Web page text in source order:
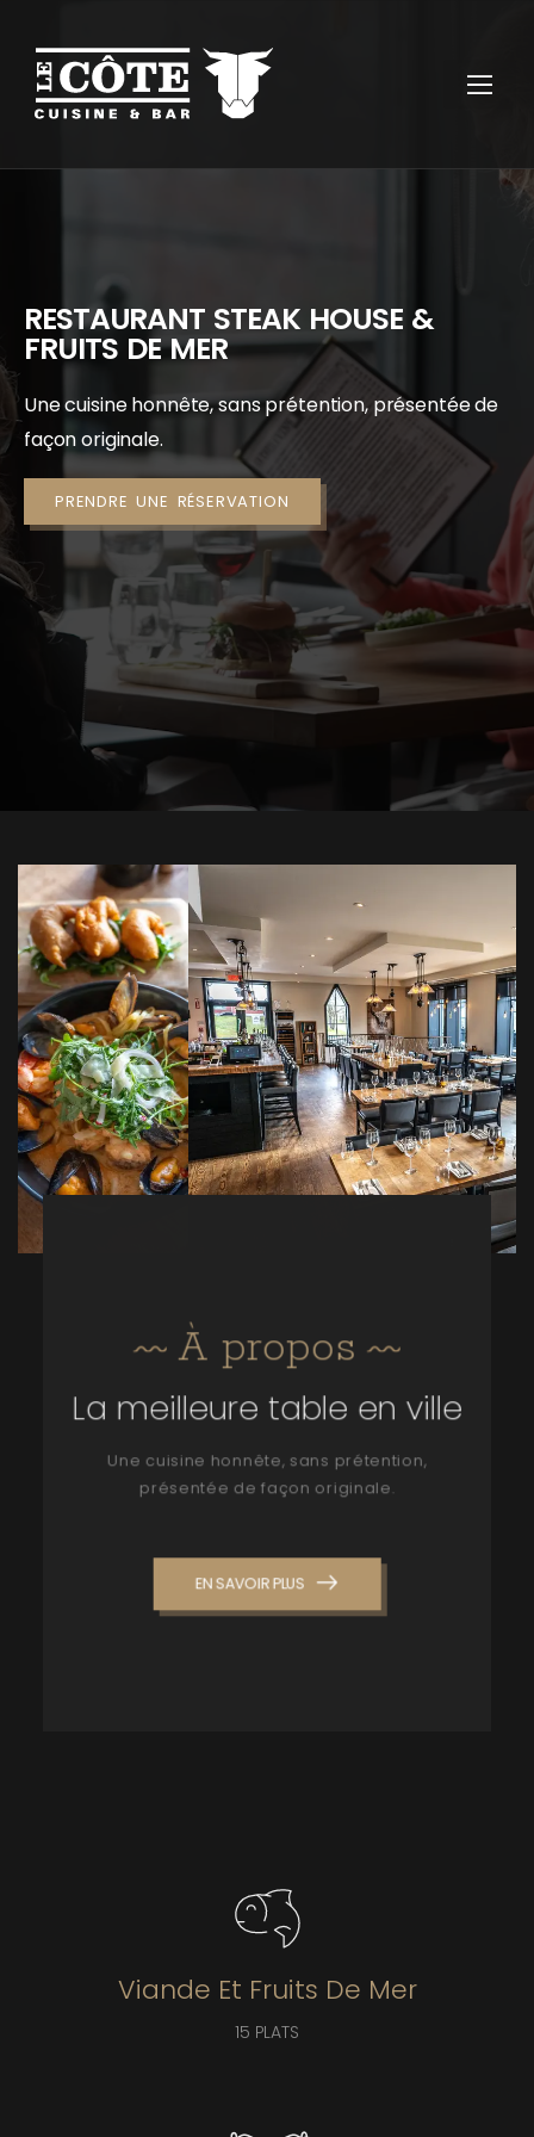
RESTAURANT STEAK HOUSE &
FRUITS DE MER
Une cuisine honnête, sans prétention, présentée de
façon originale.
PRENDRE UNE RÉSERVATION
À propos
La meilleure table en ville
Une cuisine honnête, sans prétention,
présentée de façon originale.
EN SAVOIR PLUS
Viande Et Fruits De Mer
15 PLATS